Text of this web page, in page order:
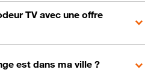
TV avec une offre
est dans ma ville ?